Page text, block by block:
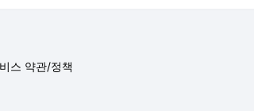
스 약관/정책